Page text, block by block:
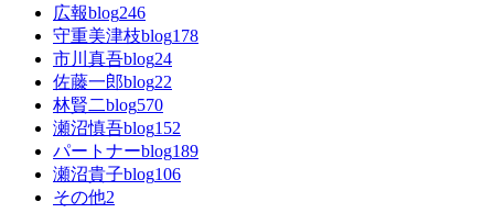
広報blog246
守重美津枝blog178
市川真吾blog24
佐藤一郎blog22
林賢二blog570
瀬沼慎吾blog152
パートナーblog189
瀬沼貴子blog106
その他2